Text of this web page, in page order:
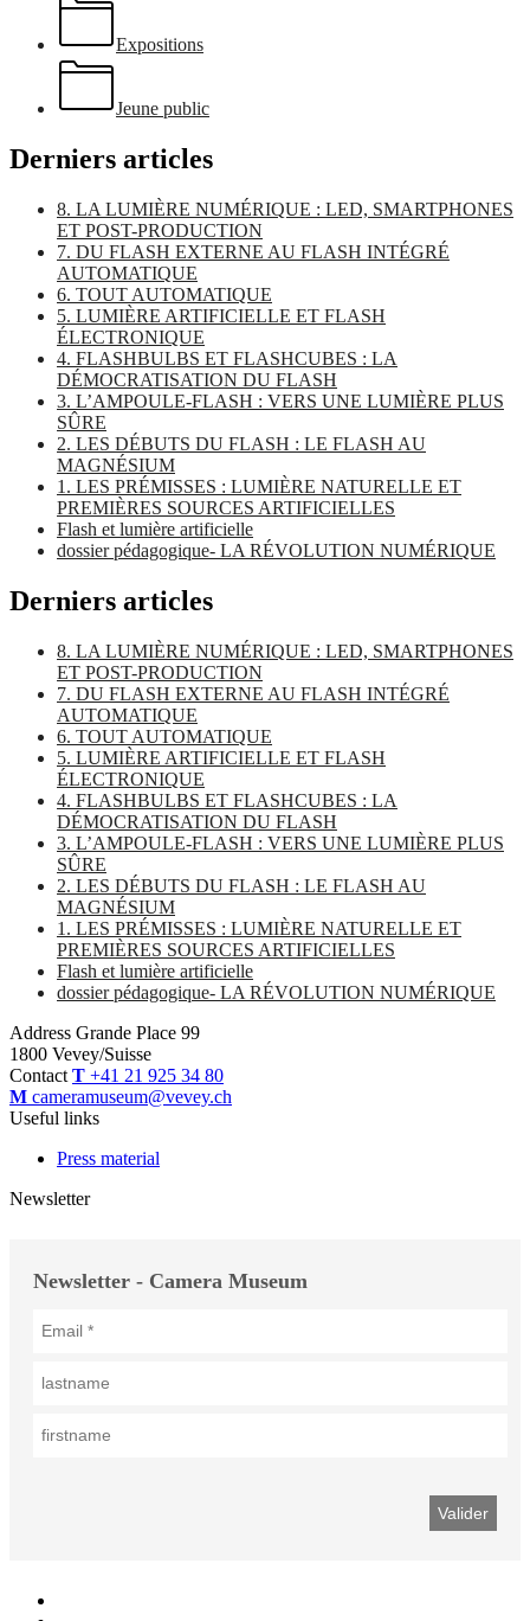
Expositions
Jeune public
Derniers articles
8. LA LUMIÈRE NUMÉRIQUE : LED, SMARTPHONES
ET POST-PRODUCTION
7. DU FLASH EXTERNE AU FLASH INTÉGRÉ
AUTOMATIQUE
6. TOUT AUTOMATIQUE
5. LUMIÈRE ARTIFICIELLE ET FLASH
ÉLECTRONIQUE
4. FLASHBULBS ET FLASHCUBES : LA
DÉMOCRATISATION DU FLASH
3. L’AMPOULE-FLASH : VERS UNE LUMIÈRE PLUS
SÛRE
2. LES DÉBUTS DU FLASH : LE FLASH AU
MAGNÉSIUM
1. LES PRÉMISSES : LUMIÈRE NATURELLE ET
PREMIÈRES SOURCES ARTIFICIELLES
Flash et lumière artificielle
dossier pédagogique- LA RÉVOLUTION NUMÉRIQUE
Derniers articles
8. LA LUMIÈRE NUMÉRIQUE : LED, SMARTPHONES
ET POST-PRODUCTION
7. DU FLASH EXTERNE AU FLASH INTÉGRÉ
AUTOMATIQUE
6. TOUT AUTOMATIQUE
5. LUMIÈRE ARTIFICIELLE ET FLASH
ÉLECTRONIQUE
4. FLASHBULBS ET FLASHCUBES : LA
DÉMOCRATISATION DU FLASH
3. L’AMPOULE-FLASH : VERS UNE LUMIÈRE PLUS
SÛRE
2. LES DÉBUTS DU FLASH : LE FLASH AU
MAGNÉSIUM
1. LES PRÉMISSES : LUMIÈRE NATURELLE ET
PREMIÈRES SOURCES ARTIFICIELLES
Flash et lumière artificielle
dossier pédagogique- LA RÉVOLUTION NUMÉRIQUE
Address Grande Place 99
1800 Vevey/Suisse
Contact T +41 21 925 34 80
M cameramuseum@vevey.ch
Useful links
Press material
Newsletter
Newsletter - Camera Museum